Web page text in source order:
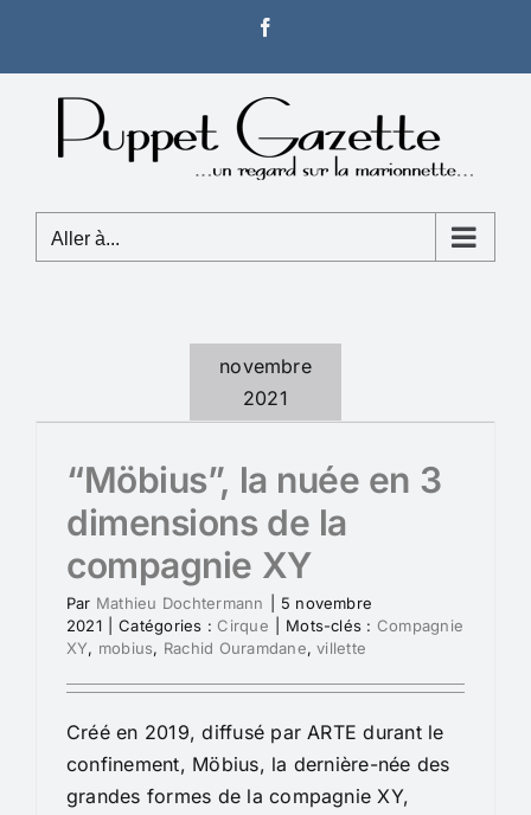
contenu
Aller à...
novembre
2021
“Möbius”, la nuée en 3
dimensions de la
compagnie XY
Par Mathieu Dochtermann
5 novembre
2021
Catégories : Cirque Mots-clés : Compagnie
XY, mobius, Rachid Ouramdane,villette
Créé en 2019, diffusé par ARTE durant le
confinement, Möbius, la dernière-née des
grandes formes de la compagnie XY,